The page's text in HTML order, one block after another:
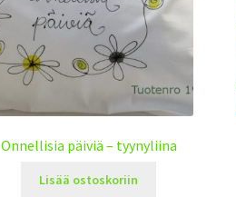
Onnellisia päiviä – tyynyliina
Lisää ostoskoriin